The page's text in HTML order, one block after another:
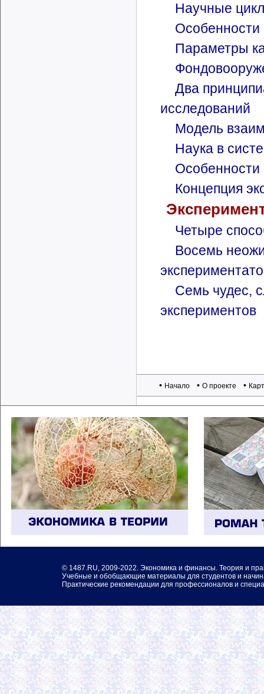
Научные
Особенности
Параметры
Два
исследований
Модель
Наука в
Особенности
Концепция
Четыре
Восемь
Семь чудес,
экспериментов
• Начало • О проекте •
© 1487.RU, 2009-2022. Экономика и финансы. Теория и
Учебные и обобщающие материалы для студентов и
Практические рекомендации для профессионалов и